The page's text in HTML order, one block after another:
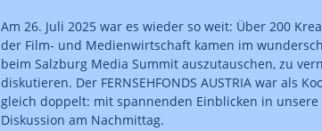
Am 26. Juli 2025 war es wieder so weit: Über 200
der Film- und Medienwirtschaft kamen im
beim Salzburg Media Summit auszutauschen, zu
diskutieren. Der FERNSEHFONDS AUSTRIA war als
gleich doppelt: mit spannenden Einblicken in
Diskussion am Nachmittag.